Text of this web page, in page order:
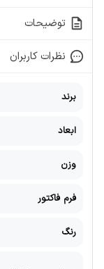
توضیحات
نظرات کاربران
برند
ابعاد
وزن
فرم فاکتور
رنگ